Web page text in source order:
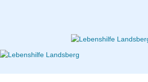
Lebenshilfe Landsberg